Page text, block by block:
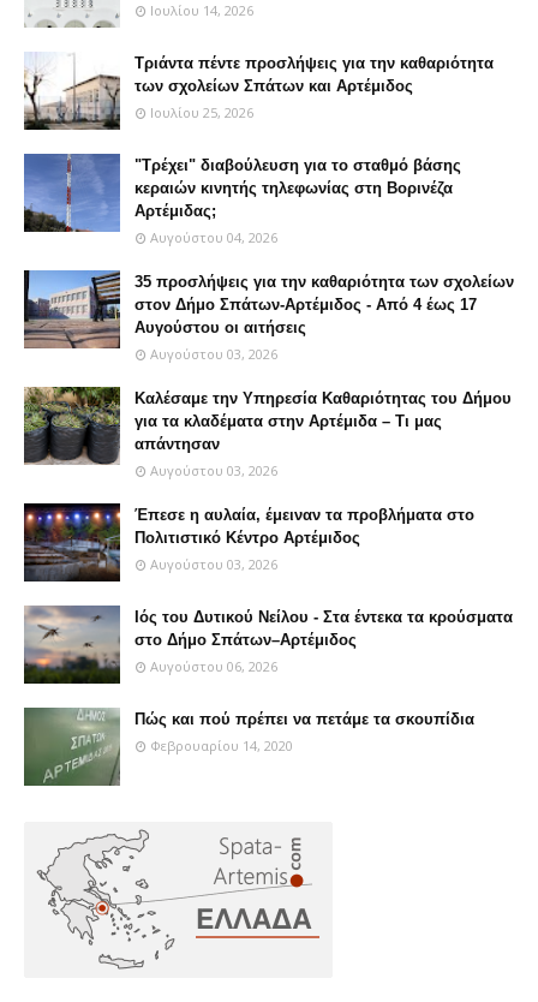
Ιουλίου 14, 2026
Τριάντα πέντε προσλήψεις για την καθαριότητα
των σχολείων Σπάτων και Αρτέμιδος
Ιουλίου 25, 2026
"Τρέχει" διαβούλευση για τo σταθμό βάσης
κεραιών κινητής τηλεφωνίας στη Βορινέζα
Αρτέμιδας;
Αυγούστου 04, 2026
35 προσλήψεις για την καθαριότητα των σχολείων
στον Δήμο Σπάτων-Αρτέμιδος - Από 4 έως 17
Αυγούστου οι αιτήσεις
Αυγούστου 03, 2026
Καλέσαμε την Υπηρεσία Καθαριότητας του Δήμου
για τα κλαδέματα στην Αρτέμιδα – Τι μας
απάντησαν
Αυγούστου 03, 2026
Έπεσε η αυλαία, έμειναν τα προβλήματα στο
Πολιτιστικό Κέντρο Αρτέμιδος
Αυγούστου 03, 2026
Ιός του Δυτικού Νείλου - Στα έντεκα τα κρούσματα
στο Δήμο Σπάτων–Αρτέμιδος
Αυγούστου 06, 2026
Πώς και πού πρέπει να πετάμε τα σκουπίδια
Φεβρουαρίου 14, 2020